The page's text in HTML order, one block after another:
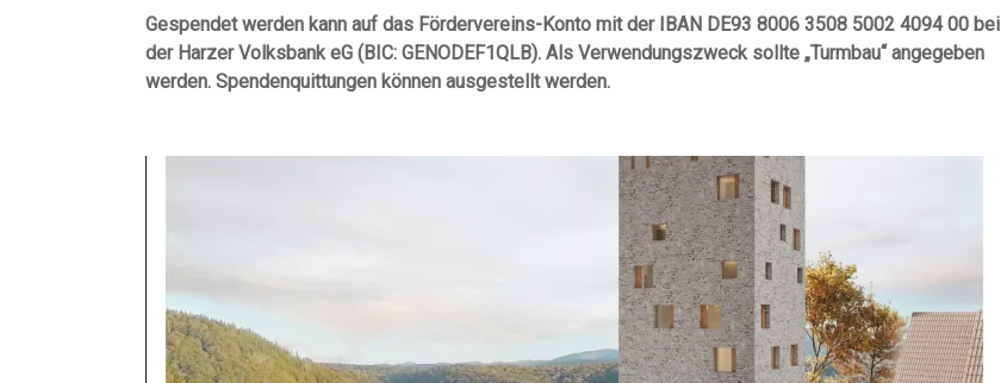
Gespendet werden kann auf das Fördervereins-Konto mit der IBAN DE93 8006 3508 5002 4094 00 bei
der Harzer Volksbank eG (BIC: GENODEF1QLB). Als Verwendungszweck sollte „Turmbau“ angegeben
werden. Spendenquittungen können ausgestellt werden.